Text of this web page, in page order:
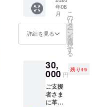
す。
ご提供
させて
頂きま
す。
尚、ア
ルコー
送はで
きかね
る為、
お店に
来てい
ただけ
年08
月
詳細を見る
こ
の
リ
タ
ー
ン
を
選
択
す
る
30,
000 円
残り49
ご支援
者さま
に革製